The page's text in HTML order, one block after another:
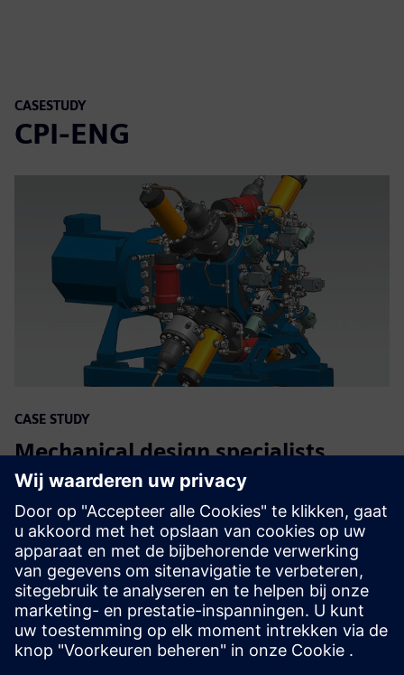
CASESTUDY
CPI-ENG
CASE STUDY
Mechanical design specialists
develop a Stirling engine from
scratch in a few months with NX
Bedrijf: CPI-ENG
Sector: Aerospace & defense, Marine, Industrial machinery
Locatie: Trieste, Italy
Siemens-software: NX